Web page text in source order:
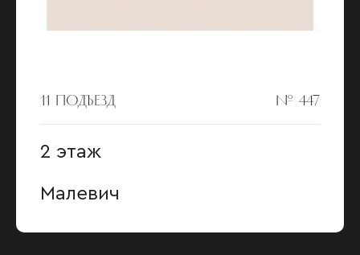
11 ПОДЪЕЗД № 447
2 этаж
Малевич